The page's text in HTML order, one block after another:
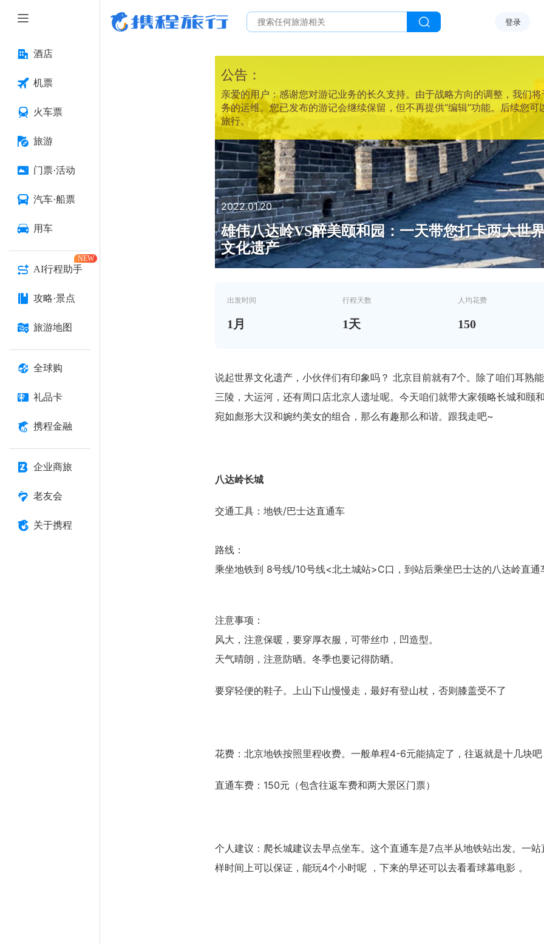
酒店
机票
火车票
旅游
门票·活动
汽车·船票
用车
AI行程助手
NEW
攻略·景点
旅游地图
全球购
礼品卡
携程金融
企业商旅
老友会
关于携程
登录
公告：
亲爱的用户：感谢您对游记业务的长久支持。由于战略方向的调整，我们
务的运维。您已发布的游记会继续保留，但不再提供“编辑”功能。后续您可
旅行。
2022.01.20
雄伟八达岭VS醉美颐和园：一天带您打卡两大世
文化遗产
出发时间
1 月
行程天数
1天
人均花费
150
说起世界文化遗产，小伙伴们有印象吗？ 北京目前就有7个。除了咱们耳熟
三陵，大运河，还有周口店北京人遗址呢。今天咱们就带大家领略长城和颐
宛如彪形大汉和婉约美女的组合，那么有趣那么和谐。跟我走吧~
八达岭长城
交通工具：地铁/巴士达直通车
路线：
乘坐地铁到 8号线/10号线<北土城站>C口，到站后乘坐巴士达的八达岭直通
注意事项：
风大，注意保暖，要穿厚衣服，可带丝巾，凹造型。
天气晴朗，注意防晒。冬季也要记得防晒。
要穿轻便的鞋子。上山下山慢慢走，最好有登山杖，否则膝盖受不了
花费：北京地铁按照里程收费。一般单程4-6元能搞定了，往返就是十几块吧
直通车费：150元（包含往返车费和两大景区门票）
个人建议：爬长城建议去早点坐车。这个直通车是7点半从地铁站出发。一
样时间上可以保证，能玩4个小时呢 ，下来的早还可以去看看球幕电影 。